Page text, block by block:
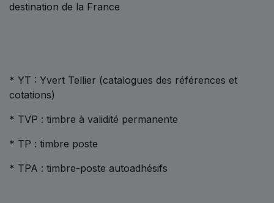
destination de la France
* YT : Yvert Tellier (catalogues des références et
cotations)
* TVP : timbre à validité permanente
* TP : timbre poste
* TPA : timbre-poste autoadhésifs